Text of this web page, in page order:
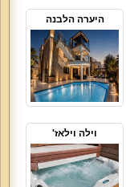
היערה הלבנה
וילה וילאז'